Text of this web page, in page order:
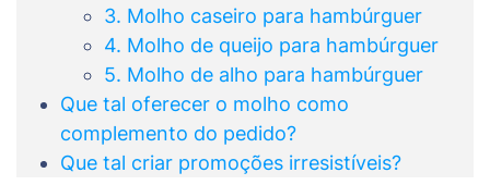
3. Molho caseiro para hambúrguer
4. Molho de queijo para hambúrguer
5. Molho de alho para hambúrguer
Que tal oferecer o molho como
complemento do pedido?
Que tal criar promoções irresistíveis?